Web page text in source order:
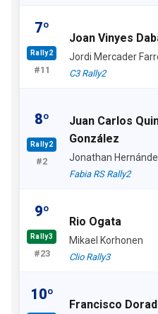
7º
Rally2
#11
Joan Vinyes
Jordi Mercader
C3 Rally2
8º
Rally2
#2
Juan Carlos
González
Jonathan
Fabia RS Rally2
9º
Rally3
#23
Rio Ogata
Mikael Korhonen
Clio Rally3
10º
Francisco